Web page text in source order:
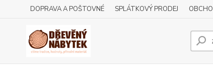
DOPRAVA A POŠTOVNÉ SPLÁTKOVÝ PRODEJ